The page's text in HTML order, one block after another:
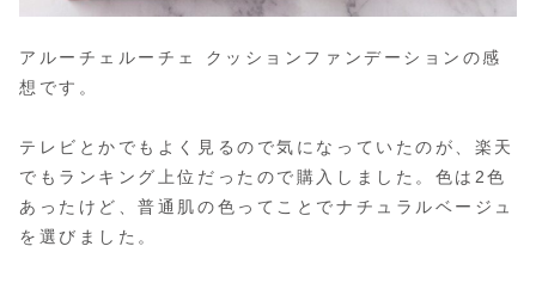
アルーチェルーチェ クッションファンデーションの感
想です。
テレビとかでもよく見るので気になっていたのが、楽天
でもランキング上位だったので購入しました。色は2色
あったけど、普通肌の色ってことでナチュラルベージュ
を選びました。